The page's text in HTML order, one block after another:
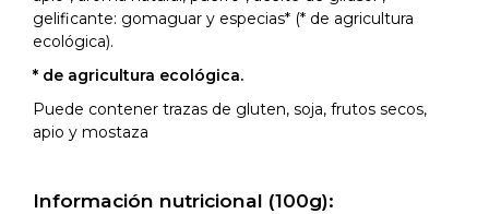
gelificante: gomaguar y especias* (* de agricultura
ecológica).
* de agricultura ecológica.
Puede contener trazas de gluten, soja, frutos secos,
apio y mostaza
Información nutricional (100g):